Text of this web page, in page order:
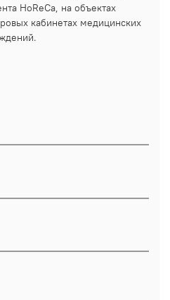
HoReCa, на объектах
кабинетах медицинских